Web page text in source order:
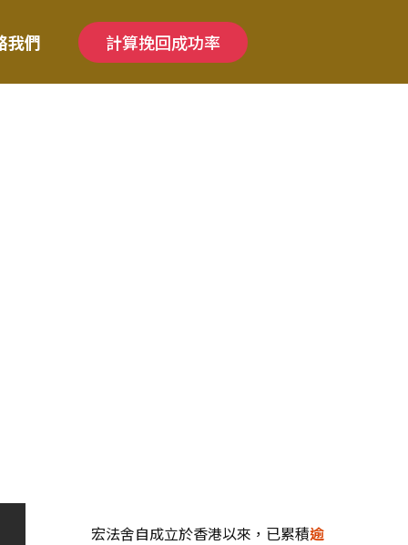
我們 計算挽回成功率
宏法舍自成立於香港以來，已累積逾